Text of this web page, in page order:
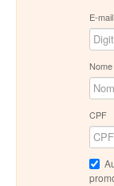
E-mail
CPF